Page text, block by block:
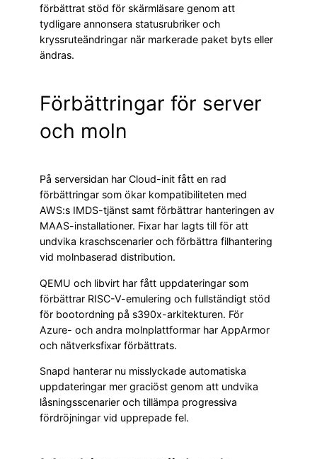
förbättrat stöd för skärmläsare genom att
tydligare annonsera statusrubriker och
kryssruteändringar när markerade paket byts eller
ändras.
Förbättringar för server
och moln
På serversidan har Cloud-init fått en rad
förbättringar som ökar kompatibiliteten med
AWS:s IMDS-tjänst samt förbättrar hanteringen av
MAAS-installationer. Fixar har lagts till för att
undvika kraschscenarier och förbättra filhantering
vid molnbaserad distribution.
QEMU och libvirt har fått uppdateringar som
förbättrar RISC-V-emulering och fullständigt stöd
för bootordning på s390x-arkitekturen. För
Azure- och andra molnplattformar har AppArmor
och nätverksfixar förbättrats.
Snapd hanterar nu misslyckade automatiska
uppdateringar mer graciöst genom att undvika
låsningsscenarier och tillämpa progressiva
fördröjningar vid upprepade fel.